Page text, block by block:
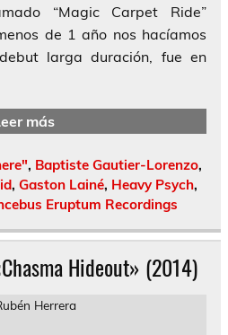
“Magic Carpet Ride”
de 1 año nos hacíamos
larga duración, fue en
más
, Baptiste Gautier-Lorenzo,
, Gaston Lainé, Heavy Psych,
Eruptum Recordings
Hideout» (2014)
Herrera